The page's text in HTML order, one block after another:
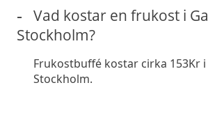
Vad kostar en frukost i
Stockholm?
Frukostbuffé kostar cirka 153Kr i
Stockholm.